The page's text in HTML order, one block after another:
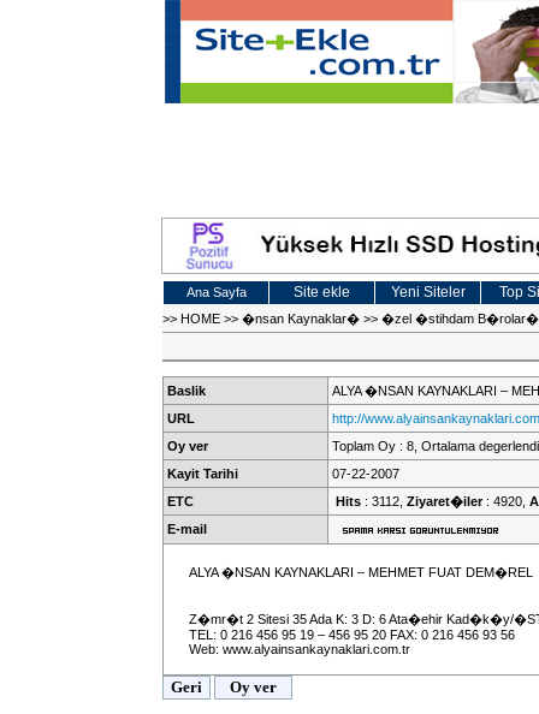
Ana Sayfa Site ekle Yeni Siteler Top
>> HOME >> �nsan Kaynaklar� >> �zel �stihdam B�rolar�
Baslik
ALYA �NSAN KAYNAKLARI –
URL
http://
Oy ver
Toplam Oy : 8, Ortalama
Kayit Tarihi
07-22-2007
ETC
Hits : 3112, Ziyaret�iler: 4920,
E-mail
ALYA �NSAN KAYNAKLARI – MEHMET FUAT DEM�REL
Z�mr�t 2 Sitesi 35 Ada K: 3 D: 6 Ata�ehir Kad�k�y/
TEL: 0 216 456 95 19 – 456 95 20 FAX: 0 216 456 93 56
Web: www.alyainsankaynaklari.com.tr